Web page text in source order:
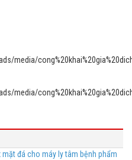
media/
media/
đá cho máy ly tâm bệnh phẩm